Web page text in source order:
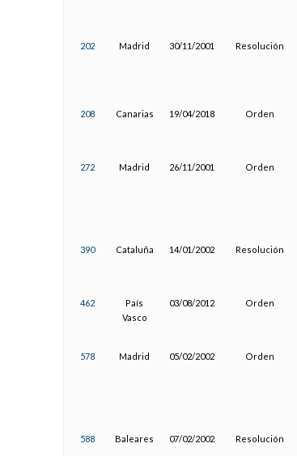
202 Madrid 30/11/2001 Resolución
208 Canarias 19/04/2018 Orden
272 Madrid 26/11/2001 Orden
390 Cataluña 14/01/2002 Resolución
462
País
Vasco
03/08/2012 Orden
578 Madrid 05/02/2002 Orden
588 Baleares 07/02/2002 Resolución